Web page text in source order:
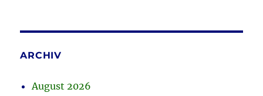
ARCHIV
August 2026